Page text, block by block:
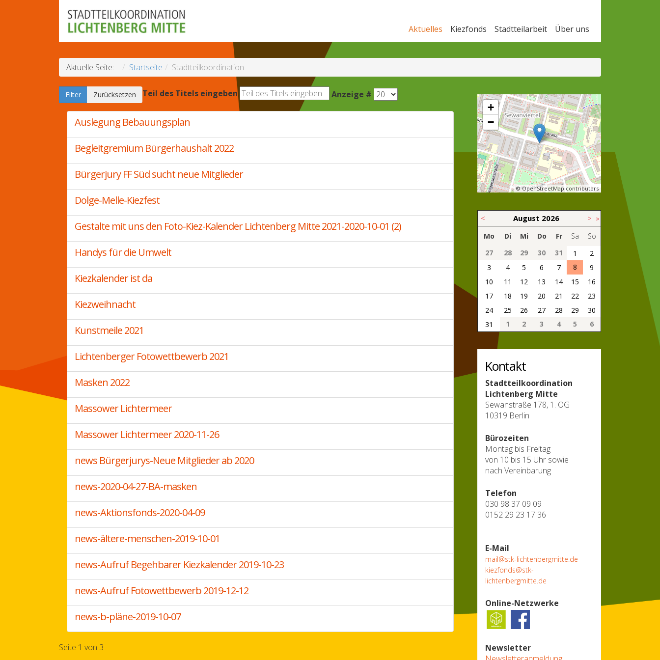
Aktuelles Kiezfonds Stadtteilarbeit Über uns
Aktuelle Seite: Startseite Stadtteilkoordination
Teil des Titels eingeben
Filter Zurücksetzen Anzeige #
Auslegung Bebauungsplan
Begleitgremium Bürgerhaushalt 2022
Bürgerjury FF Süd sucht neue Mitglieder
Dolge-Melle-Kiezfest
Gestalte mit uns den Foto-Kiez-Kalender Lichtenberg Mitte 2021-2020-10-01 (2)
Handys für die Umwelt
Kiezkalender ist da
Kiezweihnacht
Kunstmeile 2021
Lichtenberger Fotowettbewerb 2021
Masken 2022
Massower Lichtermeer
Massower Lichtermeer 2020-11-26
news Bürgerjurys-Neue Mitglieder ab 2020
news-2020-04-27-BA-masken
news-Aktionsfonds-2020-04-09
news-ältere-menschen-2019-10-01
news-Aufruf Begehbarer Kiezkalender 2019-10-23
news-Aufruf Fotowettbewerb 2019-12-12
news-b-pläne-2019-10-07
Seite 1 von 3
+
−
© OpenStreetMap contributors
< August 2026 > »
Mo Di Mi Do Fr Sa
So
27
28 29 30 31 1
2
3
4 5 6 7 8
9
10
11 12 13 14 15
16
17
18 19 20 21 22
23
24
25 26 27 28 29
30
31
1 2 3 4 5 6
Kontakt
Stadtteilkoordination
Lichtenberg Mitte
Sewanstraße 178, 1. OG
10319 Berlin
Bürozeiten
Montag bis Freitag
von 10 bis 15 Uhr sowie
nach Vereinbarung
Telefon
030 98 37 09 09
0152 29 23 17 36
E-Mail
mail@stk-lichtenbergmitte.de
kiezfonds@stk-
lichtenbergmitte.de
Online-Netzwerke
Newsletter